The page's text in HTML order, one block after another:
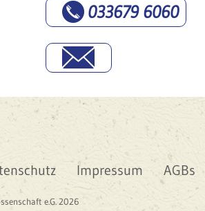
033679 6060
Impressum AGBs
e.G. 2026